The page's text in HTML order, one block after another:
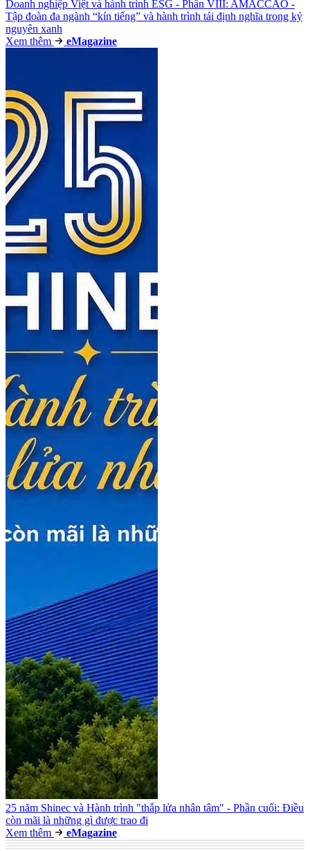
Doanh nghiệp Việt và hành trình ESG - Phần VIII: AMACCAO -
Tập đoàn đa ngành “kín tiếng” và hành trình tái định nghĩa trong kỷ
nguyên xanh
Xem thêm
eMagazine
25 năm Shinec và Hành trình "thắp lửa nhân tâm" - Phần cuối: Điều
còn mãi là những gì được trao đi
Xem thêm
eMagazine